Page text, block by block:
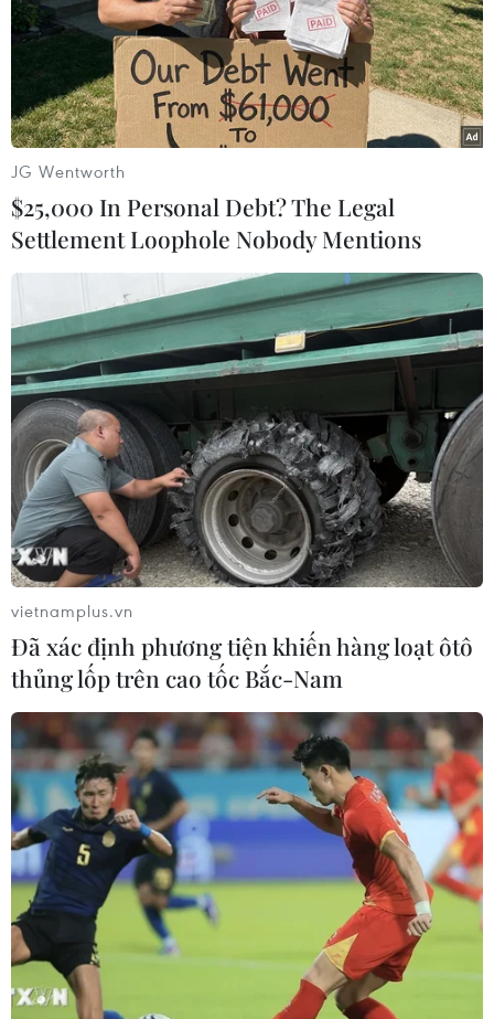
Thượng tướng Trịnh Văn Quyết được bổ
nhiệm làm Chủ nhiệm Tổng cục Chính trị
03/06/2024 04:52
Thượng tướng Trịnh Văn Quyết, Ủy viên Trung ương
Đảng, Ủy viên Quân ủy Trung ương được bổ nhiệm
chức vụ Chủ nhiệm Tổng cục Chính trị Quân đội Nhân
dân Việt Nam.
JG Wentworth
$25,000 In Personal Debt? The Legal
Settlement Loophole Nobody Mentions
vietnamplus.vn
Đã xác định phương tiện khiến hàng loạt ôtô
thủng lốp trên cao tốc Bắc-Nam